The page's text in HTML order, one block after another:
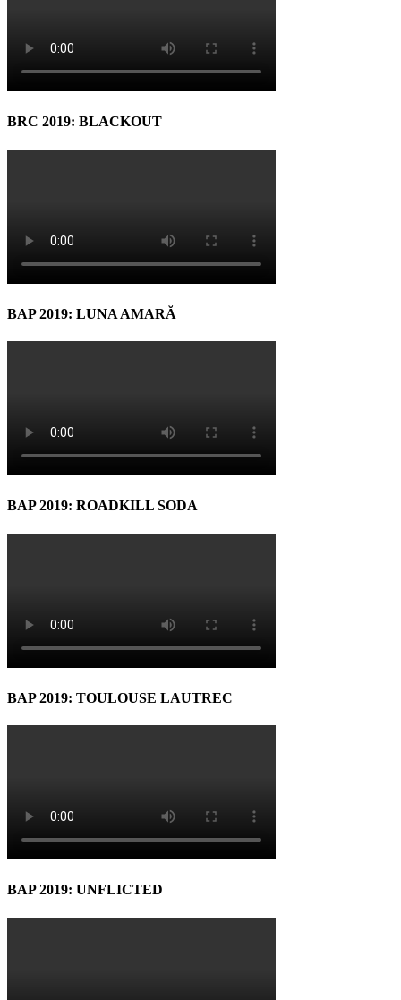
BRC 2019: BLACKOUT
BAP 2019: LUNA AMARĂ
BAP 2019: ROADKILL SODA
BAP 2019: TOULOUSE LAUTREC
BAP 2019: UNFLICTED